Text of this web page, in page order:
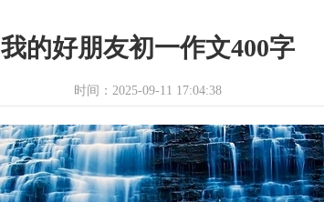
我的好朋友初一作文400字
时间：2025-09-11 17:04:38